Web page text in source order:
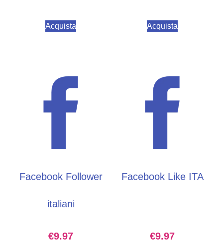
Acquista Acquista
Facebook Follower
italiani
€9.97
Facebook Like ITA
€9.97